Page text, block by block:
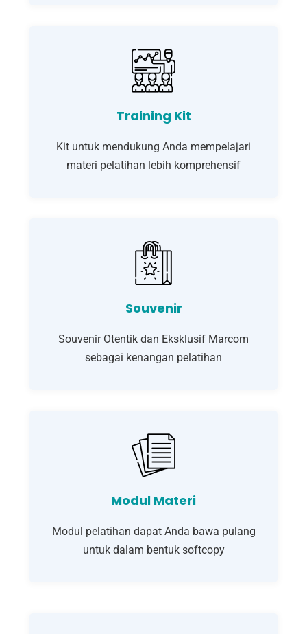
Training Kit
Kit untuk mendukung Anda mempelajari
materi pelatihan lebih komprehensif
Souvenir
Souvenir Otentik dan Eksklusif Marcom
sebagai kenangan pelatihan
Modul Materi
Modul pelatihan dapat Anda bawa pulang
untuk dalam bentuk softcopy